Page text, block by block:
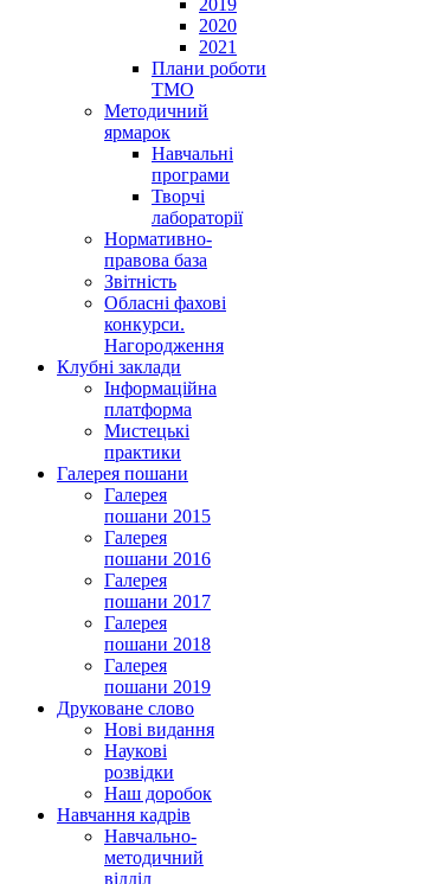
2019
2020
2021
Плани роботи
ТМО
Методичний
ярмарок
Навчальні
програми
Творчі
лабораторії
Нормативно-
правова база
Звітність
Обласні фахові
конкурси.
Нагородження
Клубні заклади
Інформаційна
платформа
Мистецькі
практики
Галерея пошани
Галерея
пошани 2015
Галерея
пошани 2016
Галерея
пошани 2017
Галерея
пошани 2018
Галерея
пошани 2019
Друковане слово
Нові видання
Наукові
розвідки
Наш доробок
Навчання кадрів
Навчально-
методичний
відділ